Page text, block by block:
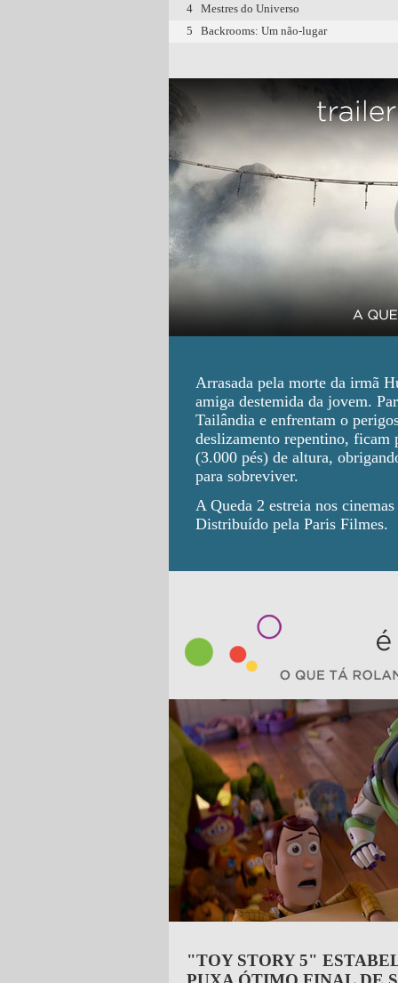
4 Mestres do Universo
5
Backrooms: Um não-lugar
Arrasada pela morte da irmã
amiga destemida da jovem.
Tailândia e enfrentam o
deslizamento repentino, ficam
(3.000 pés) de altura,
para sobreviver.
A Queda 2 estreia nos
Distribuído pela Paris Filmes.
"TOY STORY 5"